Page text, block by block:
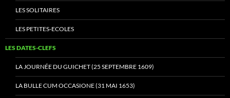
LES SOLITAIRES
LES PETITES-ECOLES
LES DATES-CLEFS
LA JOURNÉE DU GUICHET (25 SEPTEMBRE 1609)
LA BULLE CUM OCCASIONE (31 MAI 1653)